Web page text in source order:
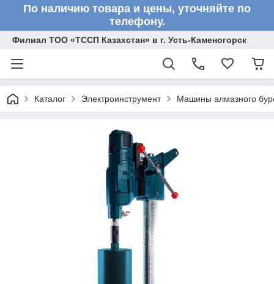
По наличию товара и цены, уточняйте по
телефону.
Филиал ТОО «ТССП Казахстан» в г. Усть-Каменогорск
Каталог Электроинструмент Машины алмазного